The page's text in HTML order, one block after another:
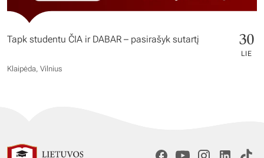
Tapk studentu ČIA ir DABAR – pasirašyk sutartį 30
LIE
Klaipėda, Vilnius